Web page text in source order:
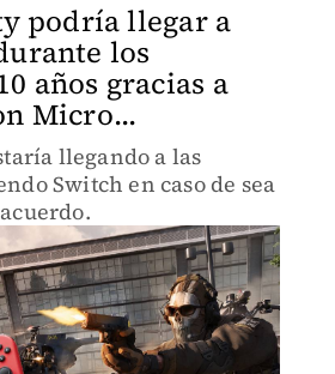
podría llegar a
los
años gracias a
Micro...
llegando a las
Switch en caso de sea